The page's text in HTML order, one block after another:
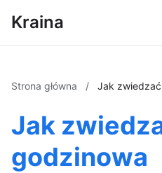
Kraina
Strona główna / Jak
Jak
godzinowa